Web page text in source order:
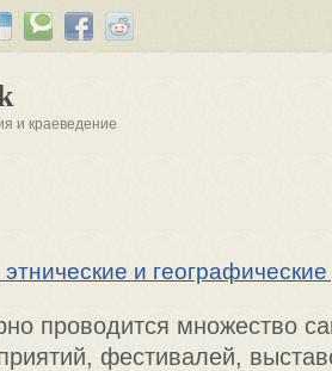
и краеведение
и
проводится множество
фестивалей,